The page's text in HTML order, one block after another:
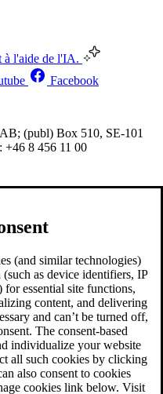
à l'aide de l'IA.
Facebook
(publ) Box 510, SE-101
+46 8 456 11 00
(and similar technologies)
as device identifiers, IP
for essential site functions,
content, and delivering
and can’t be turned off,
The consent-based
individualize your website
all such cookies by clicking
also consent to cookies
cookies link below. Visit